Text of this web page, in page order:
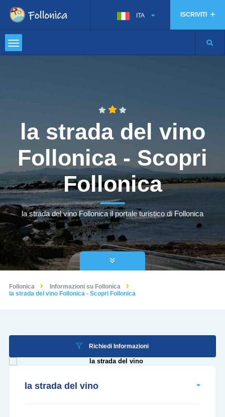
ISCRIVITI
ITA
la strada del vino
Follonica - Scopri
Follonica
la strada del vino Follonica il portale turistico di Follonica
Follonica
Informazioni su Follonica
la strada del vino Follonica - Scopri Follonica
Richiedi Informazioni
la strada del vino